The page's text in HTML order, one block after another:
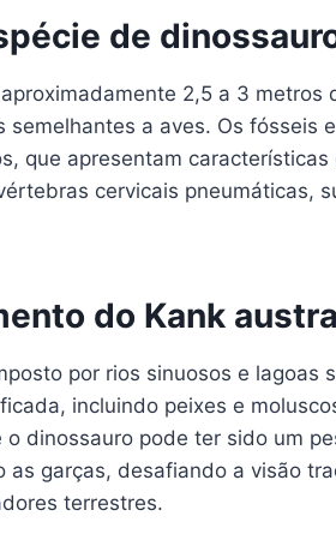
de
2,5 a 3 metros
a aves. Os fósseis
que apresentam
cervicais pneumáticas,
do Kank
por rios sinuosos e lagoas
incluindo peixes e
dinossauro pode ter sido um
as garças, desafiando a visão
terrestres.